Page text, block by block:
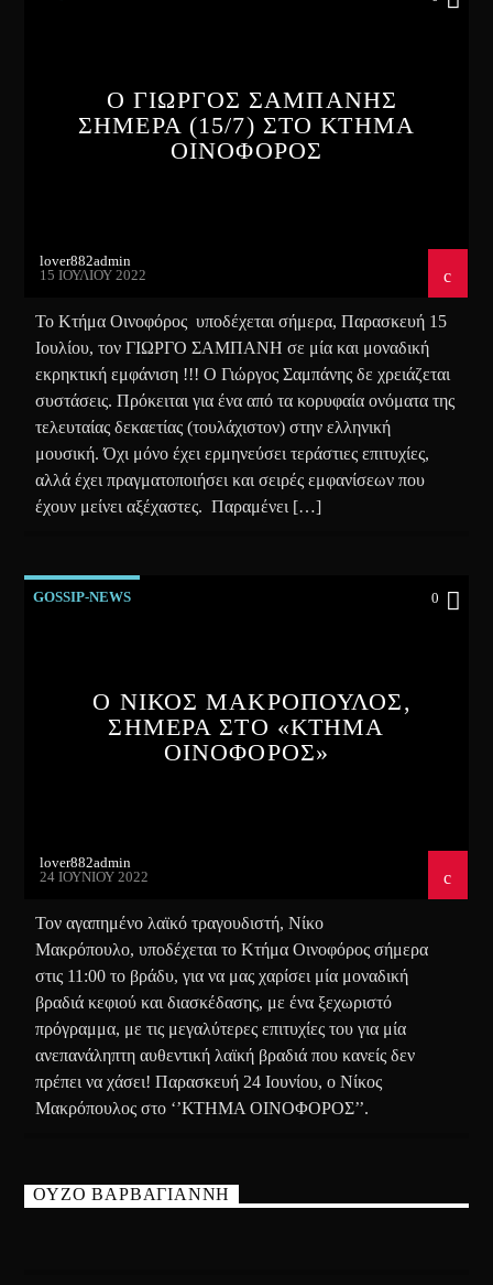
Ο ΓΙΩΡΓΟΣ ΣΑΜΠΑΝΗΣ
ΣΗΜΕΡΑ (15/7) ΣΤΟ ΚΤΗΜΑ
ΟΙΝΟΦΟΡΟΣ
lover882admin
15 ΙΟΥΛΊΟΥ 2022
Το Κτήμα Οινοφόρος υποδέχεται σήμερα, Παρασκευή 15
Ιουλίου, τον ΓΙΩΡΓΟ ΣΑΜΠΑΝΗ σε μία και μοναδική
εκρηκτική εμφάνιση !!! Ο Γιώργος Σαμπάνης δε χρειάζεται
συστάσεις. Πρόκειται για ένα από τα κορυφαία ονόματα της
τελευταίας δεκαετίας (τουλάχιστον) στην ελληνική
μουσική. Όχι μόνο έχει ερμηνεύσει τεράστιες επιτυχίες,
αλλά έχει πραγματοποιήσει και σειρές εμφανίσεων που
έχουν μείνει αξέχαστες. Παραμένει […]
GOSSIP-NEWS 0
Ο ΝΙΚΟΣ ΜΑΚΡΟΠΟΥΛΟΣ,
ΣΗΜΕΡΑ ΣΤΟ «ΚΤΗΜΑ
ΟΙΝΟΦΟΡΟΣ»
lover882admin
24 ΙΟΥΝΊΟΥ 2022
Τον αγαπημένο λαϊκό τραγουδιστή, Νίκο
Μακρόπουλο, υποδέχεται το Κτήμα Οινοφόρος σήμερα
στις 11:00 το βράδυ, για να μας χαρίσει μία μοναδική
βραδιά κεφιού και διασκέδασης, με ένα ξεχωριστό
πρόγραμμα, με τις μεγαλύτερες επιτυχίες του για μία
ανεπανάληπτη αυθεντική λαϊκή βραδιά που κανείς δεν
πρέπει να χάσει! Παρασκευή 24 Ιουνίου, ο Νίκος
Μακρόπουλος στο ‘’ΚΤΗΜΑ ΟΙΝΟΦΟΡΟΣ’’.
ΟΥΖΟ ΒΑΡΒΑΓΙΑΝΝΗ